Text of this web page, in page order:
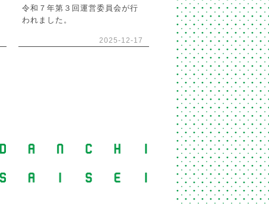
令和７年第３回運営委員会が行
われました。
2025-12-17